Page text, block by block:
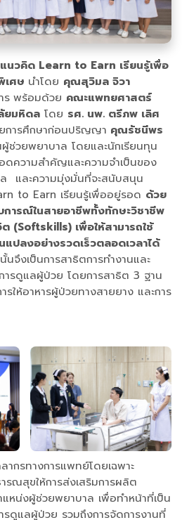
นวคิด Learn to Earn เรียนรู้เพื่อ
เศษ นำโดย คุณสุวิมล จิวา
ร พร้อมด้วย คณะแพทยศาสตร์
ยมหิดล โดย รศ. นพ. ตรีภพ เลิศ
ารศึกษาก่อนปริญญา คุณรัชนีพร
ผู้ช่วยพยาบาล โดยและนักเรียนทุน
ความสำคัญและความจำเป็นของ
และความมุ่งมั่นที่จะสนับสนุน
to Earn เรียนรู้เพื่ออยู่รอด ด้วย
ารณ์ในสายอาชีพทั้งทักษะวิชาชีพ
(Softskills) เพื่อให้สามารถใช้
แปลงอย่างรวดเร็วตลอดเวลาได้
นจึงเป็นการสาธิตการทำงานและ
ารดูแลผู้ป่วย โดยการสาธิต 3 ฐาน
รให้อาหารผู้ป่วยทางสายยาง และการ
กรทางการแพทย์โดยเฉพาะ
รณสุขให้การส่งเสริมการผลิต
หน่งผู้ช่วยพยาบาล เพื่อทำหน้าที่เป็น
ดูแลผู้ป่วย รวมถึงการจัดการงานที่